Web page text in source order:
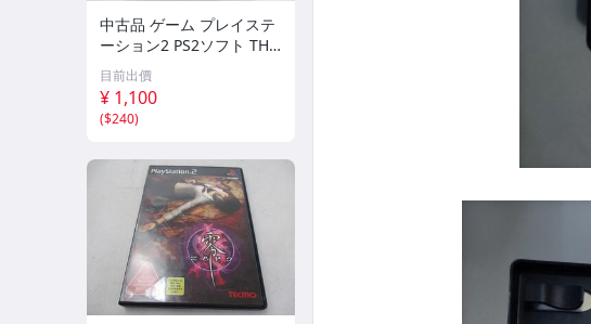
中古品 ゲーム プレイステ
ーション2 PS2ソフト THE
京浜急行 TRAIN SIMULAT
OR REAL
目前出價
¥ 1,100
($240)